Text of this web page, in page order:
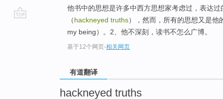
他书中的思想是许多中西方思想家考虑过，表达
（hackneyed truths），然而，所有的思想又是他
my being）。2、他不深刻，读书不怎么广博。
基于12个网页-相关网页
有道翻译
hackneyed truths